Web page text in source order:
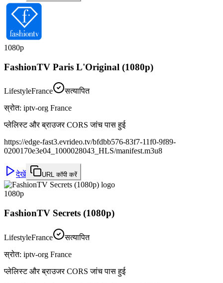
1080p
FashionTV Paris L'Original (1080p)
LifestyleFrance
सत्यापित
स्रोत: iptv-org France
प्लेलिस्ट और ब्राउजर CORS जांच पास हुई
https://edge-fast3.evrideo.tv/bfdbb576-83f7-11f0-9f89-
0200170e3e04_1000028043_HLS/manifest.m3u8
देखें URL कॉपी करें
1080p
FashionTV Secrets (1080p)
LifestyleFrance
सत्यापित
स्रोत: iptv-org France
प्लेलिस्ट और ब्राउजर CORS जांच पास हुई